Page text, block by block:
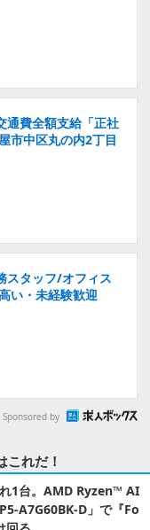
通費全額支給「正社
市中区丸の内2丁目
スタッフ/オフィス
い・未経験歓迎
Sponsored by
これだ！
1台。AMD Ryzen™ AI
A7G60BK-D」で『Fo